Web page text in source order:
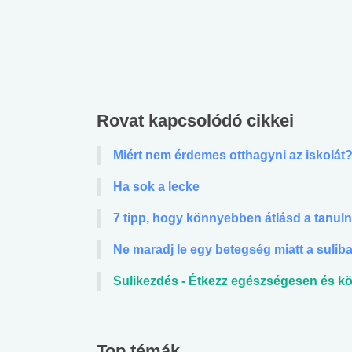
Rovat kapcsolódó cikkei
Miért nem érdemes otthagyni az iskolát?
Ha sok a lecke
7 tipp, hogy könnyebben átlásd a
Ne maradj le egy betegség miatt a
Sulikezdés - Étkezz egészségesen és